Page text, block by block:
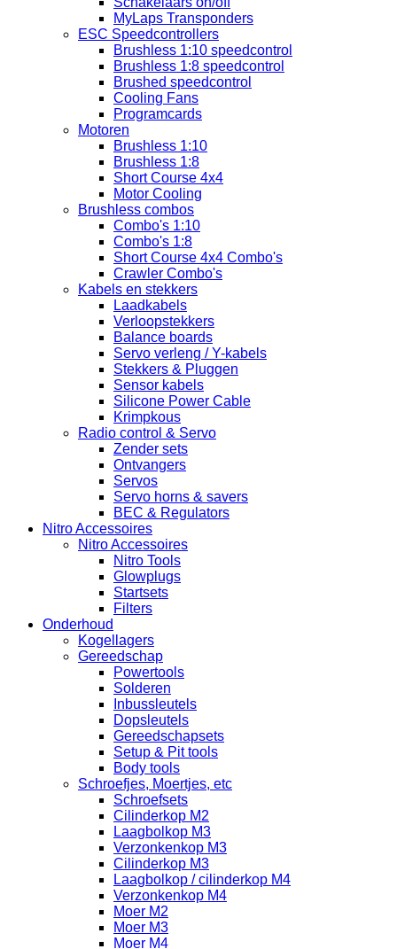
MyLaps Transponders
ESC Speedcontrollers
Brushless 1:10 speedcontrol
Brushless 1:8 speedcontrol
Brushed speedcontrol
Cooling Fans
Programcards
Motoren
Brushless 1:10
Brushless 1:8
Short Course 4x4
Motor Cooling
Brushless combos
Combo's 1:10
Combo's 1:8
Short Course 4x4 Combo's
Crawler Combo's
Kabels en stekkers
Laadkabels
Verloopstekkers
Balance boards
Servo verleng / Y-kabels
Stekkers & Pluggen
Sensor kabels
Silicone Power Cable
Krimpkous
Radio control & Servo
Zender sets
Ontvangers
Servos
Servo horns & savers
BEC & Regulators
Nitro Accessoires
Nitro Accessoires
Nitro Tools
Glowplugs
Startsets
Filters
Onderhoud
Kogellagers
Gereedschap
Powertools
Solderen
Inbussleutels
Dopsleutels
Gereedschapsets
Setup & Pit tools
Body tools
Schroefjes, Moertjes, etc
Schroefsets
Cilinderkop M2
Laagbolkop M3
Verzonkenkop M3
Cilinderkop M3
Laagbolkop / cilinderkop M4
Verzonkenkop M4
Moer M2
Moer M3
Moer M4